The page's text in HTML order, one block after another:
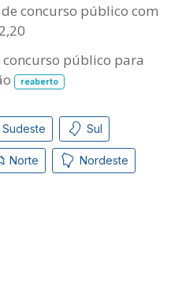
concurso público com
concurso público para
reaberto
Sudeste Sul
Norte Nordeste